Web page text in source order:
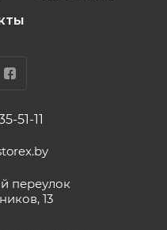
51-11
переулок
13